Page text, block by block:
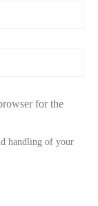
for the
handling of your